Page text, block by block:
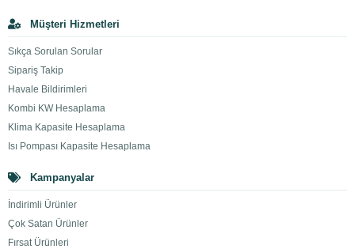
Müşteri Hizmetleri
Sıkça Sorulan Sorular
Sipariş Takip
Havale Bildirimleri
Kombi KW Hesaplama
Klima Kapasite Hesaplama
Isı Pompası Kapasite Hesaplama
Kampanyalar
İndirimli Ürünler
Çok Satan Ürünler
Fırsat Ürünleri